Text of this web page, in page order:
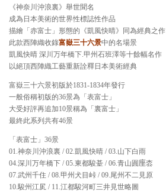
《神奈川沖浪裏》舉世聞名
成為日本美術的世界性標誌性作品
描繪「赤富士」形態的《凱風快晴》同為經典之作
此款西陣織收錄富嶽三十六景中的名場景
凱風快晴 深川万年橋下.甲州石班澤等十餘幅名作
以絕頂西陣織工藝重新詮釋日本美術經典
富嶽三十六景初版於1831-1834年發行
一般俗稱初版的36景為「表富士」
大受好評再追加10景稱為「裏富士」
最終此系列共有46景
「表富士」36景
01.神奈川沖浪裏 / 02.凱風快晴 / 03.山下白雨
04.深川万年橋下 / 05.東都駿䑓 / 06.青山圎𫝶枩
07.武州千住 / 08.甲州犬目峠 / 09.尾州不二見原
10.駿州江㞍 / 11.江都駿河町三井見世略圖